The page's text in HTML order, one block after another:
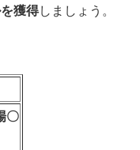
獲得しましょう。
〇